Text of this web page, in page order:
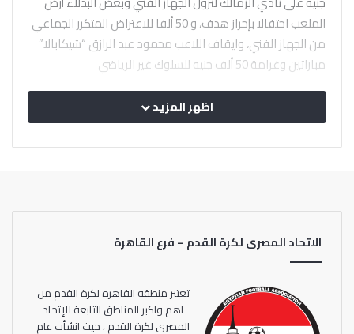
الملعب احتفالا بإحراز هدف، و 50 ألفا للاعتراض المتكرر الجماعي
من الجهاز الفني، وايقاف اللاعب محمود عبد الرازق “شيكابالا”
مباراتين وغرامة 50 ألف جنيه للسلوك غير الرياضي
اظهر المزيد
الاتحاد المصرى لكرة القدم – فرع القاهرة
تعتبر منطقه القاهره لكرة القدم من
اهم واكبر المناطق التابعة للإتحاد
المصرى لكرة القدم ، حيث انشأت عام